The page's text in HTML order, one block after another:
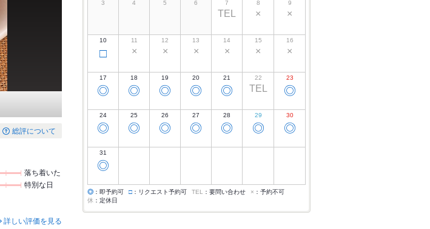
総評について
落ち着いた
特別な日
詳しい評価を見る
3 4 5 6 7
TEL
8
×
9
×
10
□
11
×
12
×
13
×
14
×
15
×
16
×
17
◎
18
◎
19
◎
20
◎
21
◎
22
TEL
23
◎
24
◎
25
◎
26
◎
27
◎
28
◎
29
◎
30
◎
31
◎
◎ ：即予約可 □ ：リクエスト予約可 TEL ：要問い合わせ × ：予約不可
休 ：定休日